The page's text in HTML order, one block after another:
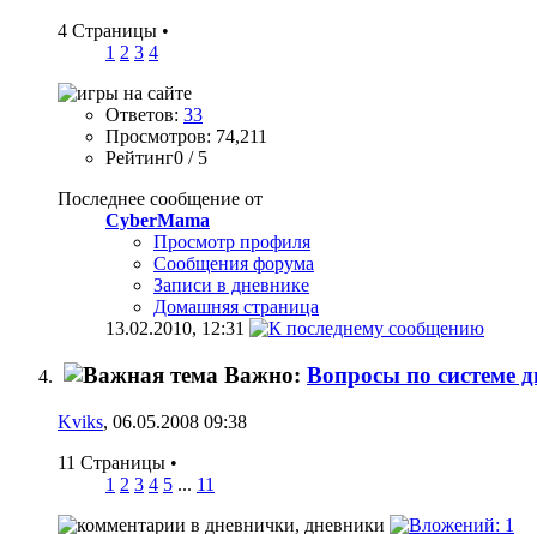
4 Страницы •
1 2 3 4
Ответов: 33
Просмотров: 74,211
Рейтинг0 / 5
Последнее сообщение от
CyberMama
Просмотр профиля
Сообщения форума
Записи в дневнике
Домашняя страница
13.02.2010, 12:31
Важно: Вопросы по системе
Kviks, 06.05.2008 09:38
11 Страницы •
1 2 3 4 5 ... 11